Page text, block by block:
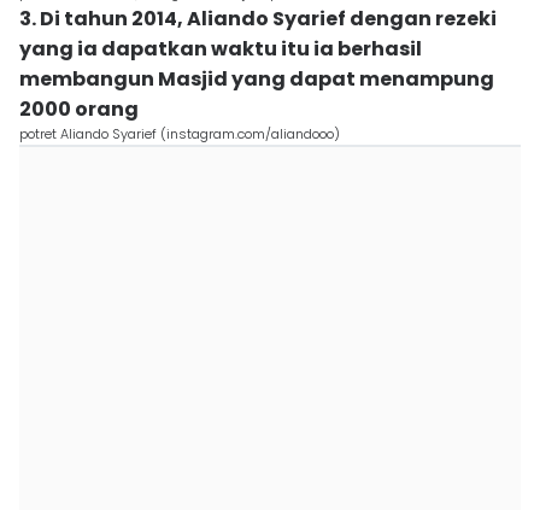
3. Di tahun 2014, Aliando Syarief dengan rezeki
yang ia dapatkan waktu itu ia berhasil
membangun Masjid yang dapat menampung
2000 orang
potret Aliando Syarief (instagram.com/aliandooo)